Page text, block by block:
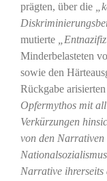
prägten, über die
mutierte
Minderbelasteten
sowie den
Rückgabe
Opfermythos mit
Verkürzungen
von den Narrativen
Narrative ihrerseits